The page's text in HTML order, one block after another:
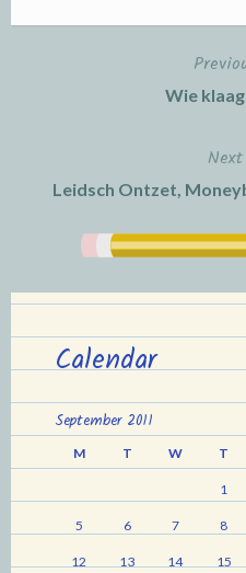
Wie
Leidsch Ontzet,
Calendar
September 2011
M T W T
1
5 6 7 8
12 13 14 15